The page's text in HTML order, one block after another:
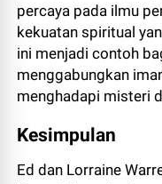
percaya pada ilmu
kekuatan spiritual
ini menjadi contoh
menggabungkan
menghadapi misteri
Kesimpulan
Ed dan Lorraine